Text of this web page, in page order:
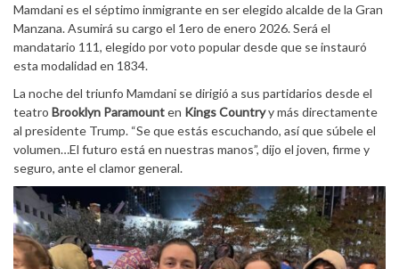
Mamdani es el séptimo inmigrante en ser elegido alcalde de la Gran
Manzana. Asumirá su cargo el 1ero de enero 2026. Será el
mandatario 111, elegido por voto popular desde que se instauró
esta modalidad en 1834.
La noche del triunfo Mamdani se dirigió a sus partidarios desde el
teatro Brooklyn Paramounten Kings Countryy más directamente
al presidente Trump. “Se que estás escuchando, así que súbele el
volumen…El futuro está en nuestras manos”, dijo el joven, firme y
seguro, ante el clamor general.